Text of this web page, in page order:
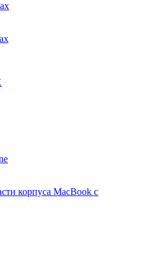
корпуса MacBook с